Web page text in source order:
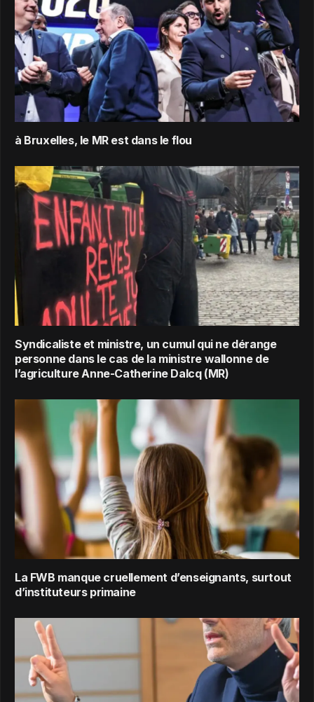
à Bruxelles, le MR est dans le flou
Syndicaliste et ministre, un cumul qui ne dérange
personne dans le cas de la ministre wallonne de
l’agriculture Anne-Catherine Dalcq (MR)
La FWB manque cruellement d’enseignants, surtout
d’instituteurs primaine